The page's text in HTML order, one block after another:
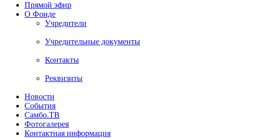
Прямой эфир
О Фонде
Учредители
Учредительные документы
Контакты
Реквизиты
Новости
События
Самбо.ТВ
Фотогалерея
Контактная информация